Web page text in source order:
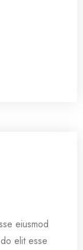
eiusmod
elit esse